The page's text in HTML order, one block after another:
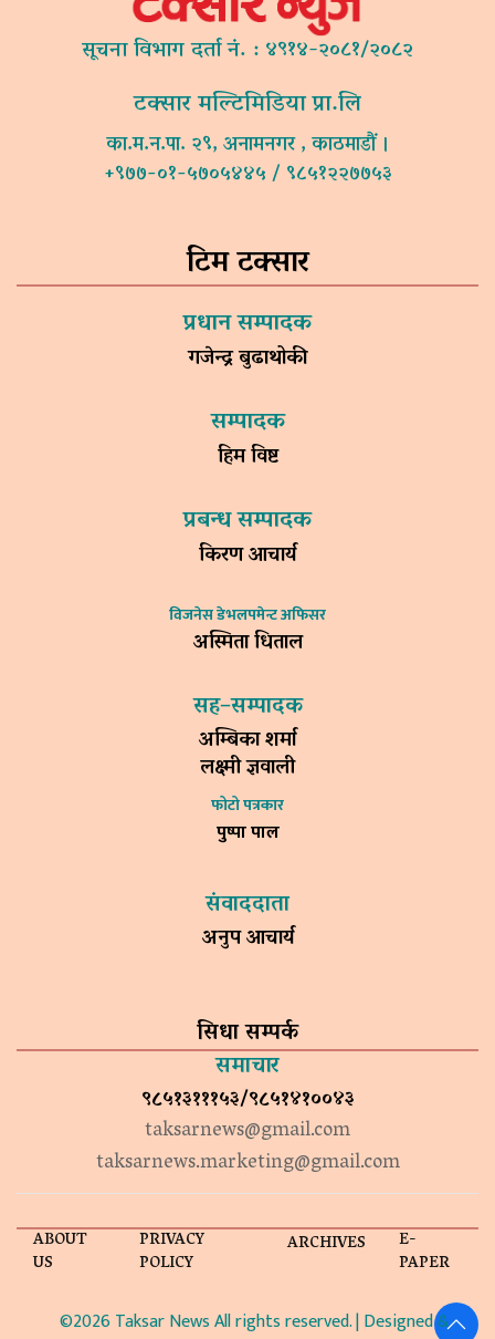
सूचना विभाग दर्ता नं. : ४९१४-२०८१/२०८२
टक्सार मल्टिमिडिया प्रा.लि
का.म.न.पा. २९, अनामनगर , काठमाडौं ।
+९७७-०१-५७०५४४५ / ९८५१२२७७५३
टिम टक्सार
प्रधान सम्पादक
गजेन्द्र बुढाथोकी
सम्पादक
हिम विष्ट
प्रबन्ध सम्पादक
किरण आचार्य
विजनेस डेभलपमेन्ट अफिसर
अस्मिता धिताल
सह–सम्पादक
अम्बिका शर्मा
लक्ष्मी ज्ञवाली
फोटो पत्रकार
पुष्पा पाल
संवाददाता
अनुप आचार्य
सिधा सम्पर्क
समाचार
९८५१३१११५३/९८५१४१००४३
taksarnews@gmail.com
taksarnews.marketing@gmail.com
ABOUT
US
PRIVACY
POLICY
ARCHIVES E-
PAPER
©2026 Taksar News All rights reserved. | Designed &